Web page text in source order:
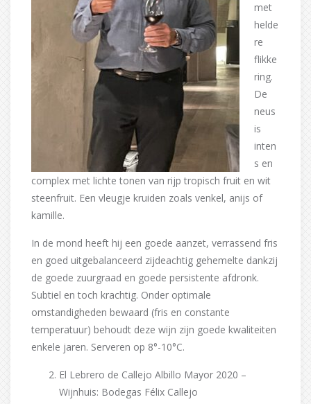
met
helde
re
flikke
ring.
De
neus
is
inten
s en
complex met lichte tonen van rijp tropisch fruit en wit
steenfruit. Een vleugje kruiden zoals venkel, anijs of
kamille.
In de mond heeft hij een goede aanzet, verrassend fris
en goed uitgebalanceerd zijdeachtig gehemelte dankzij
de goede zuurgraad en goede persistente afdronk.
Subtiel en toch krachtig. Onder optimale
omstandigheden bewaard (fris en constante
temperatuur) behoudt deze wijn zijn goede kwaliteiten
enkele jaren. Serveren op 8°-10°C.
El Lebrero de Callejo Albillo Mayor 2020 –
Wijnhuis: Bodegas Félix Callejo